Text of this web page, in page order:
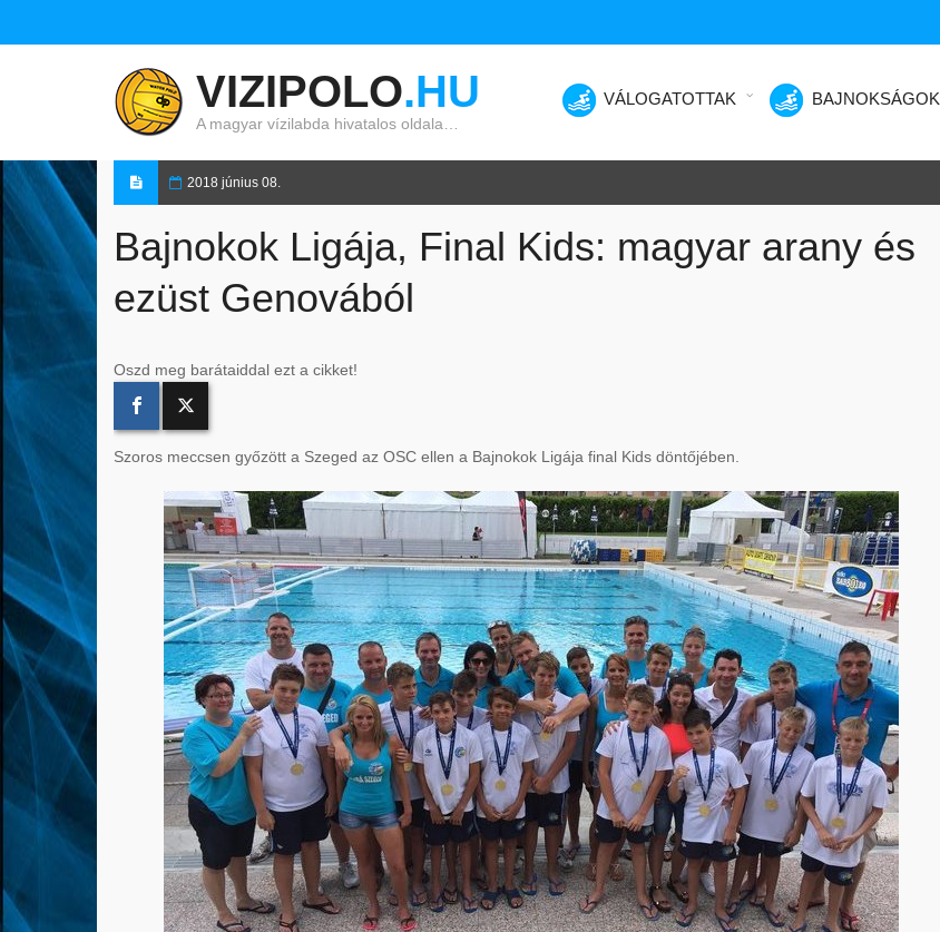
VIZIPOLO.HU
A magyar vízilabda hivatalos oldala…
VÁLOGATOTTAK BAJNOKSÁGOK
2018 június 08.
Bajnokok Ligája, Final Kids: magyar arany és
ezüst Genovából
Oszd meg barátaiddal ezt a cikket!
Szoros meccsen győzött a Szeged az OSC ellen a Bajnokok Ligája final Kids döntőjében.